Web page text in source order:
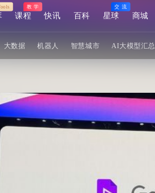
课程
教 学
快讯 百科 星球
交 流
商城
大数据 机器人 智慧城市 AI大模型汇总